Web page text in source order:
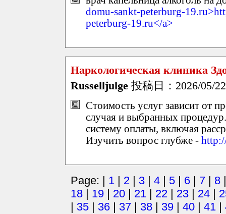
domu-sankt-peterburg-
peterburg-19.ru</a>
Наркологическая клиника
Russelljulge 投稿日：2026/05/
Стоимость услуг зависит от
случая и выбранных
систему оплаты, включая
Изучить вопрос глубже -
Page: | 1 | 2 | 3 | 4 | 5 | 6 | 7 | 8
18 | 19 | 20 | 21 | 22 | 23 | 24 |
| 35 | 36 | 37 | 38 | 39 | 40 | 41 |